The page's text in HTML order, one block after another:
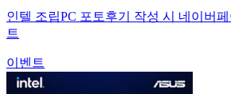
인텔 조립PC 포토후기 작성 시 네이버
트
이벤트